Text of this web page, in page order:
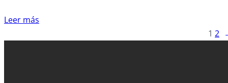
Leer más
1 2